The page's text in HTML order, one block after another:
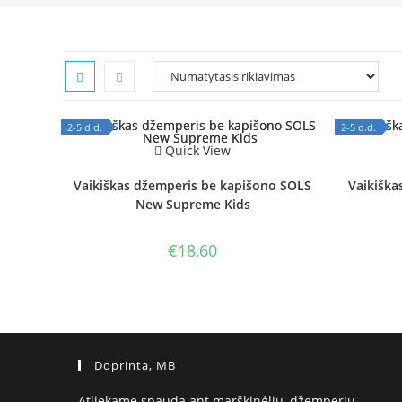
2-5 d.d.
OUT OF STOCK Quick View
Vaikiškas džemperis be kapišono SOLS
New Supreme Kids
€18,60
2-5 d.d.
OUT
Doprinta, MB